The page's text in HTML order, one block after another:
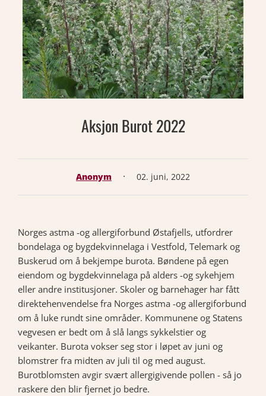
Aksjon Burot 2022
Anonym · 02. juni, 2022
Norges astma -og allergiforbund Østafjells, utfordrer
bondelaga og bygdekvinnelaga i Vestfold, Telemark og
Buskerud om å bekjempe burota. Bøndene på egen
eiendom og bygdekvinnelaga på alders -og sykehjem
eller andre institusjoner. Skoler og barnehager har fått
direktehenvendelse fra Norges astma -og allergiforbund
om å luke rundt sine områder. Kommunene og Statens
vegvesen er bedt om å slå langs sykkelstier og
veikanter. Burota vokser seg stor i løpet av juni og
blomstrer fra midten av juli til og med august.
Burotblomsten avgir svært allergigivende pollen - så jo
raskere den blir fjernet jo bedre.